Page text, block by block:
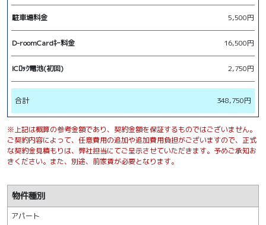
駐車場料金 5,500円
D-roomCardｷｰ料金 16,500円
ICﾛｯｸ電池(初回) 2,750円
合計 348,750円
※上記は概算の参考金額であり、契約金額を保証するものではございません。
ご契約内容によって、任意費用の追加や追加費用負担がございますので、正式
な契約金見積もりは、弊社担当にてご呈示させていただきます。予めご承知お
きください。また、別途、前家賃が必要となります。
物件種別
アパート